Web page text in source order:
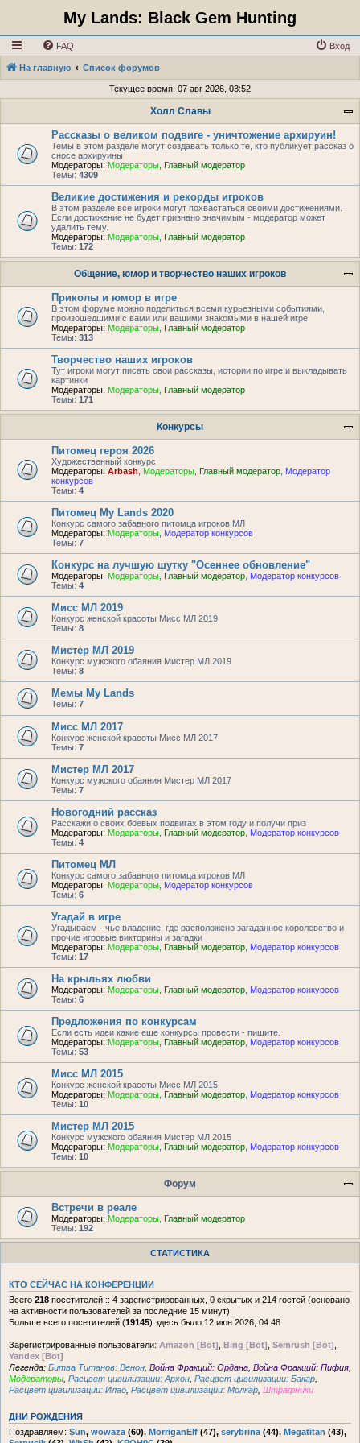
My Lands: Black Gem Hunting
FAQ Вход
На главную Список форумов
Текущее время: 07 авг 2026, 03:52
Холл Славы
Рассказы о великом подвиге - уничтожение архируин!
Темы в этом разделе могут создавать только те, кто публикует рассказ о
сносе архируины
Модераторы: Модераторы Главный модератор
Темы: 4309
Великие достижения и рекорды игроков
В этом разделе все игроки могут похвастаться своими достижениями.
Если достижение не будет признано значимым - модератор может
удалить тему.
Модераторы: Модераторы Главный модератор
Темы: 172
Общение, юмор и творчество наших игроков
Приколы и юмор в игре
В этом форуме можно поделиться всеми курьезными событиями,
произошедшими с вами или вашими знакомыми в нашей игре
Модераторы: Модераторы Главный модератор
Темы: 313
Творчество наших игроков
Тут игроки могут писать свои рассказы, истории по игре и выкладывать
картинки
Модераторы: Модераторы Главный модератор
Темы: 171
Конкурсы
Питомец героя 2026
Художественный конкурс
Модераторы: Arbash Модераторы Главный модератор Модератор
конкурсов
Темы: 4
Питомец My Lands 2020
Конкурс самого забавного питомца игроков МЛ
Модераторы: Модераторы Модератор конкурсов
Темы: 7
Конкурс на лучшую шутку "Осеннее обновление"
Модераторы: Модераторы Главный модератор Модератор конкурсов
Темы: 4
Мисс МЛ 2019
Конкурс женской красоты Мисс МЛ 2019
Темы: 8
Мистер МЛ 2019
Конкурс мужского обаяния Мистер МЛ 2019
Темы: 8
Мемы My Lands
Темы: 7
Мисс МЛ 2017
Конкурс женской красоты Мисс МЛ 2017
Темы: 7
Мистер МЛ 2017
Конкурс мужского обаяния Мистер МЛ 2017
Темы: 7
Новогодний рассказ
Расскажи о своих боевых подвигах в этом году и получи приз
Модераторы: Модераторы Главный модератор Модератор конкурсов
Темы: 4
Питомец МЛ
Конкурс самого забавного питомца игроков МЛ
Модераторы: Модераторы Модератор конкурсов
Темы: 6
Угадай в игре
Угадываем - чье владение, где расположено загаданное королевство и
прочие игровые викторины и загадки
Модераторы: Модераторы Главный модератор Модератор конкурсов
Темы: 17
На крыльях любви
Модераторы: Модераторы Главный модератор Модератор конкурсов
Темы: 6
Предложения по конкурсам
Если есть идеи какие еще конкурсы провести - пишите.
Модераторы: Модераторы Главный модератор Модератор конкурсов
Темы: 53
Мисс МЛ 2015
Конкурс женской красоты Мисс МЛ 2015
Модераторы: Модераторы Главный модератор Модератор конкурсов
Темы: 10
Мистер МЛ 2015
Конкурс мужского обаяния Мистер МЛ 2015
Модераторы: Модераторы Главный модератор Модератор конкурсов
Темы: 10
Форум
Встречи в реале
Модераторы: Модераторы Главный модератор
Темы: 192
СТАТИСТИКА
КТО СЕЙЧАС НА КОНФЕРЕНЦИИ
Всего 218 посетителей :: 4 зарегистрированных, 0 скрытых и 214 гостей (основано
на активности пользователей за последние 15 минут)
Больше всего посетителей (19145) здесь было 12 июн 2026, 04:48
Зарегистрированные пользователи: Amazon [Bot] Bing [Bot] Semrush [Bot]
Yandex [Bot]
Легенда: Битва Титанов: Венон Война Фракций: Ордана Война Фракций: Пифия
Модераторы Расцвет цивилизации: Архон Расцвет цивилизации: Бакар
Расцвет цивилизации: Илао Расцвет цивилизации: Молкар Штрафники
ДНИ РОЖДЕНИЯ
Поздравляем: Sun, wowaza (60), MorriganElf (47), serybrina (44), Megatitan (43),